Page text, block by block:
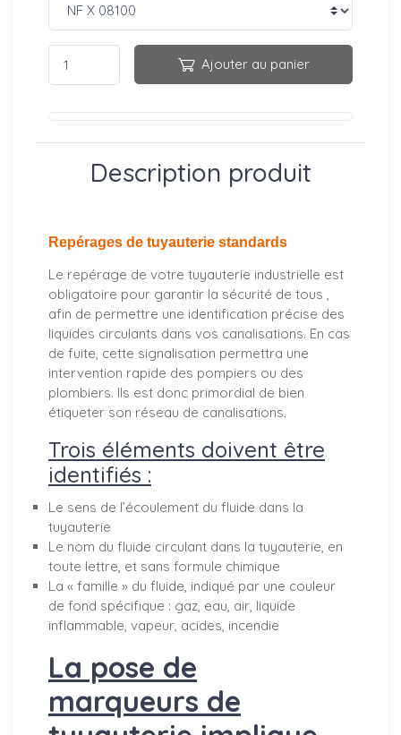
Ajouter au panier
Description produit
Repérages de tuyauterie standards
Le repérage de votre tuyauterie industrielle est
obligatoire pour garantir la sécurité de tous ,
afin de permettre une identification précise des
liquides circulants dans vos canalisations. En cas
de fuite, cette signalisation permettra une
intervention rapide des pompiers ou des
plombiers. Ils est donc primordial de bien
étiqueter son réseau de canalisations.
Trois éléments doivent être
identifiés :
Le sens de l’écoulement du fluide dans la
tuyauterie
Le nom du fluide circulant dans la tuyauterie, en
toute lettre, et sans formule chimique
La « famille » du fluide, indiqué par une couleur
de fond spécifique : gaz, eau, air, liquide
inflammable, vapeur, acides, incendie
La pose de
marqueurs de